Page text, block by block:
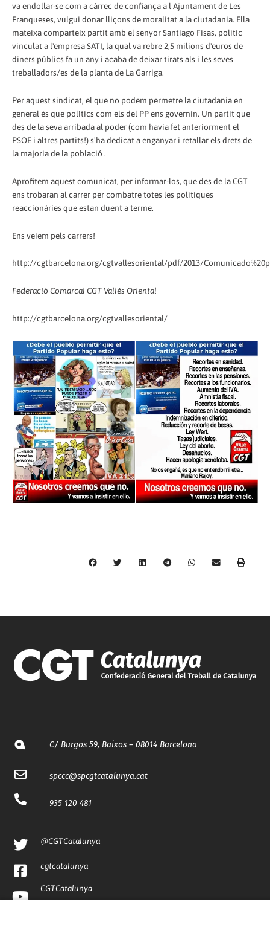
va endollar-se com a càrrec de confiança a l Ajuntament de Les
Franqueses, vulgui donar lliçons de moralitat a la ciutadania. Ella
mateixa comparteix partit amb el senyor Santiago Fisas, polític
vinculat a l'empresa SATI, la qual va rebre 2,5 milions d'euros de
diners públics fa un any i acaba de deixar tirats als i les seves
treballadors/es de la planta de La Garriga.
Per aquest sindicat, el que no podem permetre la ciutadania en
general és que polítics com els del PP ens governin. Un partit que
des de la seva arribada al poder (com havia fet anteriorment el
PSOE i altres partits!) s'ha dedicat a enganyar i retallar els drets de
la majoria de la població .
Aprofitem aquest comunicat, per informar-los, que des de la CGT
ens trobaran al carrer per combatre totes les polítiques
reaccionàries que estan duent a terme.
Ens veiem pels carrers!
http://cgtbarcelona.org/cgtvallesoriental/pdf/2013/
Federació Comarcal CGT Vallès Oriental
http://cgtbarcelona.org/cgtvallesoriental/
C/ Burgos 59, Baixos – 08014 Barcelona
spccc@spcgtcatalunya.cat
935 120 481
@CGTCatalunya
cgtcatalunya
CGTCatalunya